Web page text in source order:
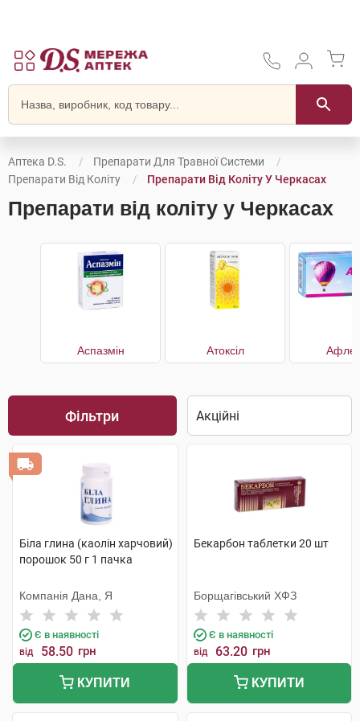
Аптека D.S.
Препарати Для Травної Системи
Препарати Від Коліту
Препарати Від Коліту У Черкасах
Препарати від коліту у Черкасах
Аспазмін Атоксіл
Фільтри
Біла глина (каолін харчовий)
порошок 50 г 1 пачка
Компанія Дана, Я
Є в наявності
від 58.50 грн
КУПИТИ
Бекарбон таблетки 20 шт
Борщагівський ХФЗ
Є в наявності
від 63.20 грн
КУПИТИ